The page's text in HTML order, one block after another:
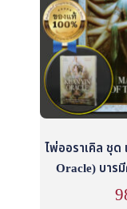
ไพ่ออราเคิล ชุด
Oracle) บา